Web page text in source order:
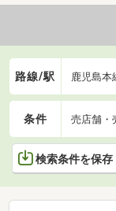
路線/駅 鹿児島本
条件 売店舗・
検索条件を保存